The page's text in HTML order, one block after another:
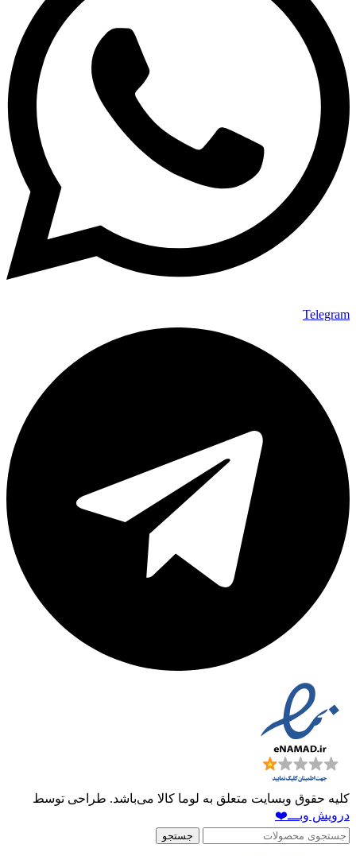
Telegram
کلیه حقوق وبسایت متعلق به لوما کالا می‌باشد. طراحی توسط
درویش وبـــ❤️
جستجو